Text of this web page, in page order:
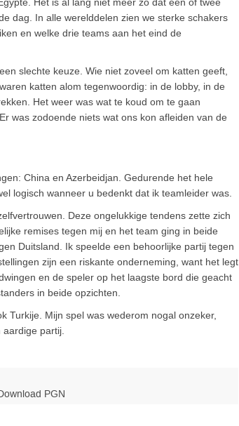
dag. In alle werelddelen zien we sterke schakers
en welke drie teams aan het eind de
slechte keuze. Wie niet zoveel om katten geeft,
katten alom tegenwoordig: in de lobby, in de
Het weer was wat te koud om te gaan
was zodoende niets wat ons kon afleiden van de
China en Azerbeidjan. Gedurende het hele
logisch wanneer u bedenkt dat ik teamleider was.
Deze ongelukkige tendens zette zich
remises tegen mij en het team ging in beide
Duitsland. Ik speelde een behoorlijke partij tegen
zijn een riskante onderneming, want het legt
en de speler op het laagste bord die geacht
in beide opzichten.
Turkije. Mijn spel was wederom nogal onzeker,
partij.